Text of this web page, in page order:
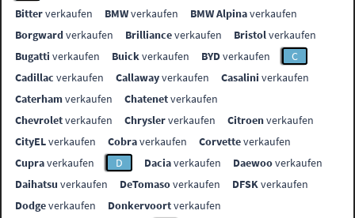
Bitterverkaufen BMWverkaufen BMW Alpinaverkaufen
Borgwardverkaufen Brillianceverkaufen Bristolverkaufen
Bugatti verkaufen Buickverkaufen BYDverkaufen
C
Cadillac verkaufen Callawayverkaufen Casalini verkaufen
Caterhamverkaufen Chatenetverkaufen
Chevroletverkaufen Chryslerverkaufen Citroenverkaufen
CityELverkaufen Cobraverkaufen Corvetteverkaufen
Cupraverkaufen D Daciaverkaufen Daewooverkaufen
Daihatsu verkaufen DeTomasoverkaufen DFSKverkaufen
Dodgeverkaufen Donkervoortverkaufen